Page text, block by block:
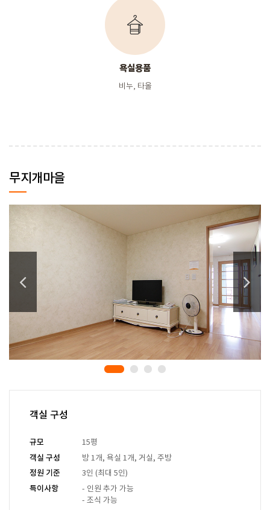
욕실용품
비누, 타올
무지개마을
객실 구성
규모 15평
객실 구성 방 1개, 욕실 1개, 거실, 주방
정원 기준 3인 (최대 5인)
특이사항
- 인원 추가 가능
- 조식 가능